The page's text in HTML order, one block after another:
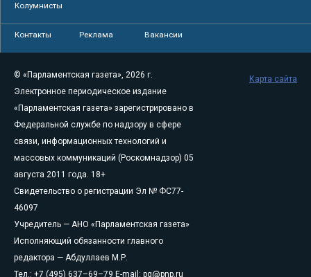
Колумнисты
Контакты Реклама Вакансии
© «Парламентская газета», 2026 г.
Электронное периодическое издание
«Парламентская газета» зарегистрировано в
Федеральной службе по надзору в сфере
связи, информационных технологий и
массовых коммуникаций (Роскомнадзор) 05
августа 2011 года. 18+
Свидетельство о регистрации Эл № ФС77-
46097
Учредитель — АНО «Парламентская газета»
Исполняющий обязанности главного
редактора — Абдуллаев М.Р.
Тел.: +7 (495) 637–69–79 E-mail: pg@pnp.ru
Карта сайта